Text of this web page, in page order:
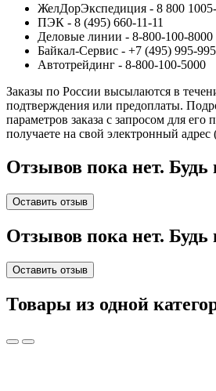
ЖелДорЭкспедиция - 8 800
ПЭК - 8 (495) 660-11-11
Деловые линии - 8-800-100-8000
Байкал-Сервис - +7 (495) 995-
Автотрейдинг - 8-800-100-5000
Заказы по России высылаются в
подтверждения или предоплаты.
параметров заказа с запросом для
получаете на свой электронный адрес
Отзывов пока нет.
Оставить отзыв
Отзывов пока нет.
Оставить отзыв
Товары из одной